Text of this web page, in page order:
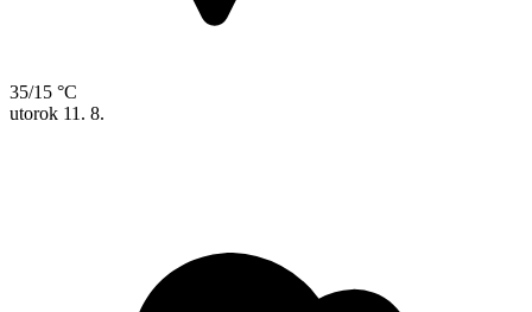
35/15 °C
utorok 11. 8.